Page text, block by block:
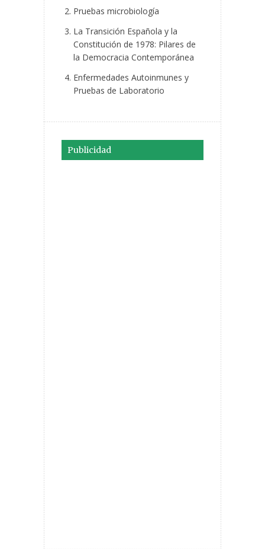
Pruebas microbiología
La Transición Española y la
Constitución de 1978: Pilares de
la Democracia Contemporánea
Enfermedades Autoinmunes y
Pruebas de Laboratorio
Publicidad